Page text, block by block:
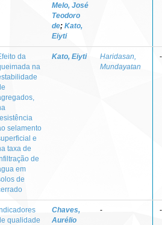
Melo, José
Teodoro
de; Kato,
Eiyti
da
na
selamento
e
taxa de
de
em
de
Kato, Eiyti
Haridasan,
Mundayatan
-
qualidade
Chaves,
Aurélio
- -